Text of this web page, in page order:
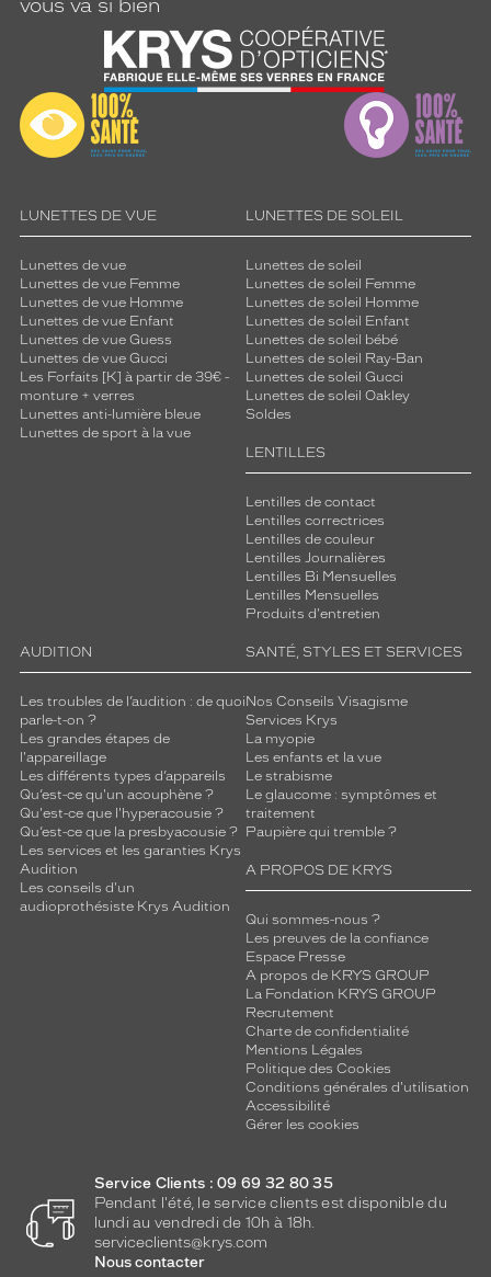
vous va si bien
LUNETTES DE VUE
Lunettes de vue
Lunettes de vue Femme
Lunettes de vue Homme
Lunettes de vue Enfant
Lunettes de vue Guess
Lunettes de vue Gucci
Les Forfaits [K] à partir de 39€ -
monture + verres
Lunettes anti-lumière bleue
Lunettes de sport à la vue
LUNETTES DE SOLEIL
Lunettes de soleil
Lunettes de soleil Femme
Lunettes de soleil Homme
Lunettes de soleil Enfant
Lunettes de soleil bébé
Lunettes de soleil Ray-Ban
Lunettes de soleil Gucci
Lunettes de soleil Oakley
Soldes
LENTILLES
Lentilles de contact
Lentilles correctrices
Lentilles de couleur
Lentilles Journalières
Lentilles Bi Mensuelles
Lentilles Mensuelles
Produits d'entretien
AUDITION
Les troubles de l’audition : de quoi
parle-t-on ?
Les grandes étapes de
l'appareillage
Les différents types d’appareils
Qu’est-ce qu'un acouphène ?
Qu'est-ce que l'hyperacousie ?
Qu’est-ce que la presbyacousie ?
Les services et les garanties Krys
Audition
Les conseils d'un
audioprothésiste Krys Audition
SANTÉ, STYLES ET SERVICES
Nos Conseils Visagisme
Services Krys
La myopie
Les enfants et la vue
Le strabisme
Le glaucome : symptômes et
traitement
Paupière qui tremble ?
A PROPOS DE KRYS
Qui sommes-nous ?
Les preuves de la confiance
Espace Presse
A propos de KRYS GROUP
La Fondation KRYS GROUP
Recrutement
Charte de confidentialité
Mentions Légales
Politique des Cookies
Conditions générales d'utilisation
Accessibilité
Gérer les cookies
Service Clients : 09 69 32 80 35
Pendant l'été, le service clients est disponible du
lundi au vendredi de 10h à 18h.
serviceclients@krys.com
Nous contacter